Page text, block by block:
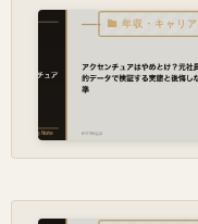
年収・キャリア